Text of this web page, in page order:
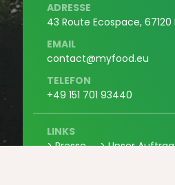
ADRESSE
43 Route Ecospace,
EMAIL
contact@myfood.eu
TELEFON
+49 151 701 93440
LINKS
> Presse
> Unser Auftrag